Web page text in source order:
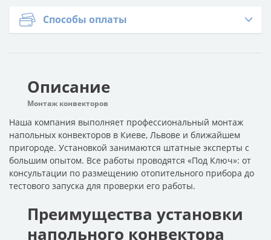
Способы оплаты
Описание
Монтаж конвекторов
Наша компания выполняет профессиональный монтаж
напольных конвекторов в Киеве, Львове и ближайшем
пригороде. Установкой занимаются штатные эксперты с
большим опытом. Все работы проводятся «Под Ключ»: от
консультации по размещению отопительного прибора до
тестового запуска для проверки его работы.
Преимущества установки
напольного конвектора